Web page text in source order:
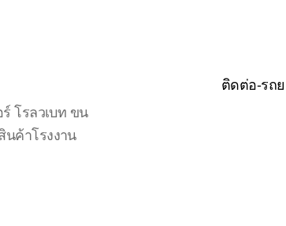
โรลวเบท ขน
นค้าโรงงาน
ติดต่อ-รถ